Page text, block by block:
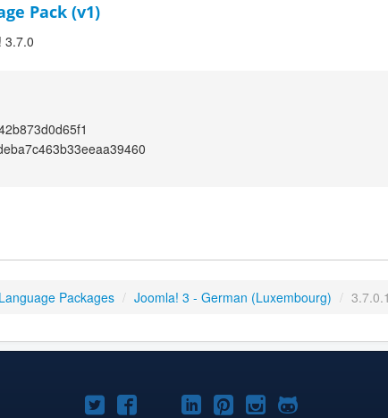
Pack (v1)
3.7.0
Packages / Joomla! 3 - German (Luxembourg) /
Joomla!Joomla!Joomla!
Joomla!Joomla!
Joomla!Joomla!